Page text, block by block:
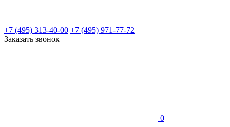
+7 (495) 313-40-00 +7 (495) 971-77-72
Заказать звонок
0